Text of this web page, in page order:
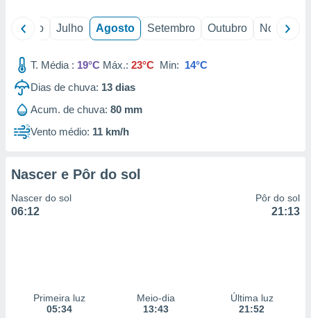
Junho Julho Agosto Setembro Outubro Novembro
T. Média : 19°C Máx.: 23°C Min: 14°C
Dias de chuva: 13 dias
Acum. de chuva: 80 mm
Vento médio: 11 km/h
Nascer e Pôr do sol
Nascer do sol
06:12
Pôr do sol
21:13
Primeira luz
05:34
Meio-dia
13:43
Última luz
21:52